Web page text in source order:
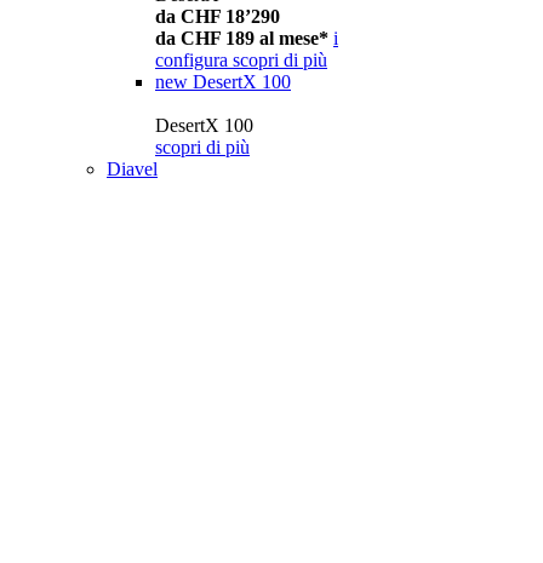
da CHF 18’290
da CHF 189 al mese* i
configura scopri di più
new DesertX 100
DesertX 100
scopri di più
Diavel